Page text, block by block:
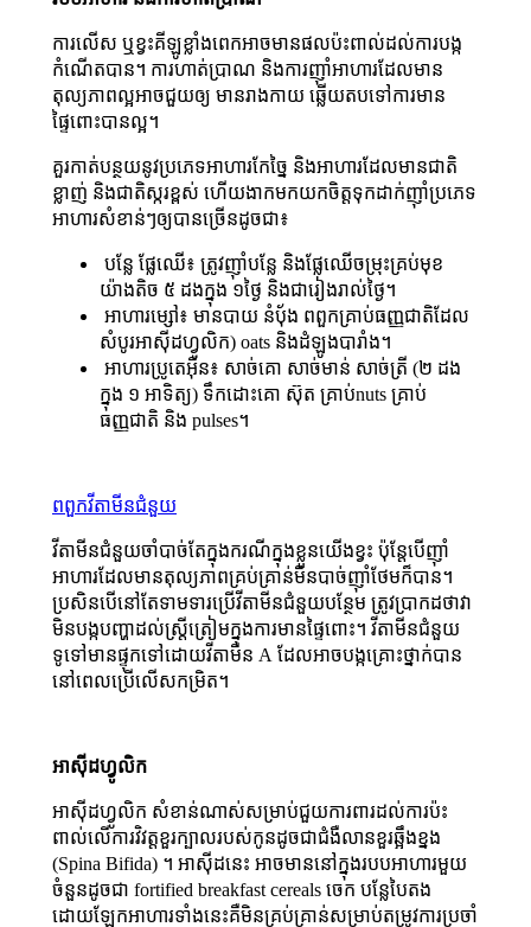
ការលើស ឬខ្វះគីឡូខ្លាំងពេកអាចមានផលប៉ះពាល់ដល់ការបង្ក
កំណើតបាន។ ការហាត់ប្រាណ និងការញ៉ាំអាហារដែលមាន
តុល្យភាពល្អអាចជួយឲ្យ មានរាងកាយ ឆ្លើយតបទៅការមាន
ផ្ទៃពោះបានល្អ។
គួរកាត់បន្ថយនូវប្រភេទអាហារកែច្នៃ និងអាហារដែលមានជាតិ
ខ្លាញ់ និងជាតិស្ករខ្ពស់ ហើយងាកមកយកចិត្តទុកដាក់ញ៉ាំប្រភេទ
អាហារសំខាន់ៗឲ្យបានច្រើនដូចជា៖
បន្លែ ផ្លែឈើ៖ ត្រូវញ៉ាំបន្លែ និងផ្លែឈើចម្រុះគ្រប់មុខ
យ៉ាងតិច ៥ ដងក្នុង ១ថ្ងៃ និងជារៀងរាល់ថ្ងៃ។
អាហារម្សៅ៖ មានបាយ នំប៉័ង ពពួកគ្រាប់ធញ្ញជាតិដែល
សំបូរអាស៊ីដហ្វូលិក) oats និងដំឡូងបារាំង។
អាហារប្រូតេអ៊ីន៖ សាច់គោ សាច់មាន់ សាច់ត្រី (២ ដង
ក្នុង ១ អាទិត្យ) ទឹកដោះគោ ស៊ុត គ្រាប់nuts គ្រាប់
ធញ្ញជាតិ និង pulses។
ពពួកវីតាមីនជំនួយ
វីតាមីនជំនួយចាំបាច់តែក្នុងករណីក្នុងខ្លួនយើងខ្វះ ប៉ុន្តែបើញ៉ាំ
អាហារដែលមានតុល្យភាពគ្រប់គ្រាន់មិនបាច់ញ៉ាំថែមក៏បាន។
ប្រសិនបើនៅតែទាមទារប្រើវីតាមីនជំនួយបន្ថែម ត្រូវប្រាកដថាវា
មិនបង្កបញ្ហាដល់ស្ត្រីត្រៀមក្នុងការមានផ្ទៃពោះ។ វីតាមីនជំនួយ
ទូទៅមានផ្ទុកទៅដោយវីតាមីន A ដែលអាចបង្កគ្រោះថ្នាក់បាន
នៅពេលប្រើលើសកម្រិត។
អាស៊ីដហ្វូលិក
អាស៊ីដហ្វូលិក សំខាន់ណាស់សម្រាប់ជួយការពារដល់ការប៉ះ
ពាល់លើការវិវត្តខួរក្បាលរបស់កូនដូចជាជំងឺលានខួរឆ្អឹងខ្នង
(Spina Bifida) ។ អាស៊ីដនេះ អាចមាននៅក្នុងរបបអាហារមួយ
ចំនួនដូចជា fortified breakfast cereals ចេក បន្លែបៃតង
ដោយឡែកអាហារទាំងនេះគឺមិនគ្រប់គ្រាន់សម្រាប់តម្រូវការប្រចាំ